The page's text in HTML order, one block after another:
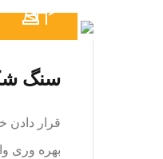
سنگ
قرار دادن
بهره وری